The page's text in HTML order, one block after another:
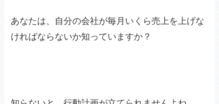
あなたは、自分の会社が毎月いくら売上を上げな
ければならないか知っていますか？